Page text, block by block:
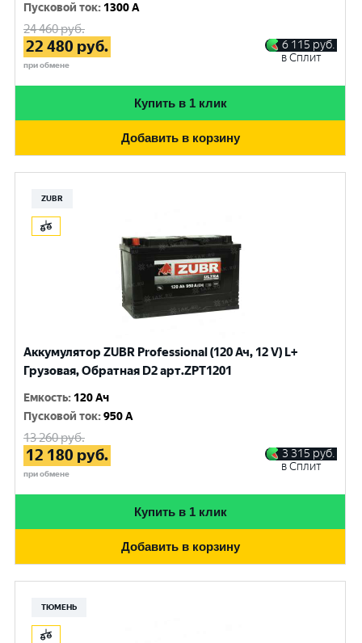
Пусковой ток: 1300 A
24 460руб.
22 480 руб.
при обмене
6 115 руб.
в Сплит
Купить в 1 клик
Добавить в корзину
ZUBR
Аккумулятор ZUBR Professional (120 Ач, 12 V) L+
Грузовая, Обратная D2 арт.ZPT1201
Емкость: 120 Ач
Пусковой ток:950 A
13 260руб.
12 180 руб.
при обмене
3 315 руб.
в Сплит
Купить в 1 клик
Добавить в корзину
ТЮМЕНЬ